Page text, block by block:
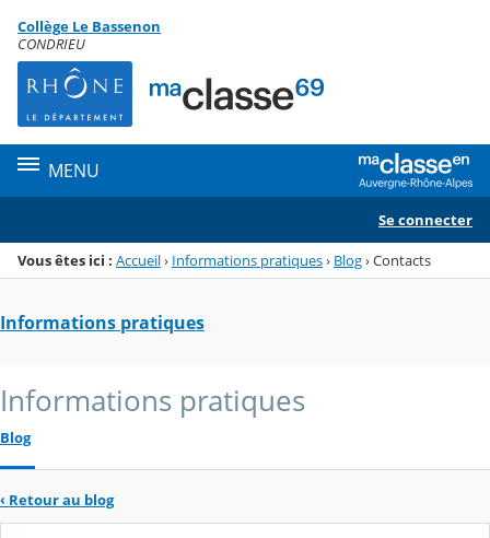
Menu de la rubrique
Contenu
Collège Le Bassenon
CONDRIEU
MENU
Se connecter
Vous êtes ici : Accueil› Informations pratiques› Blog›Contacts
Informations pratiques
Informations pratiques
Blog
‹ Retour au blog